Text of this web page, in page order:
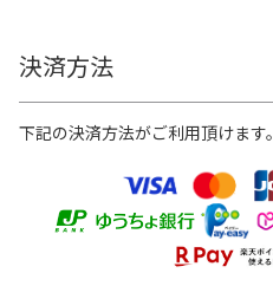
決済方法
下記の決済方法がご利用頂けます。